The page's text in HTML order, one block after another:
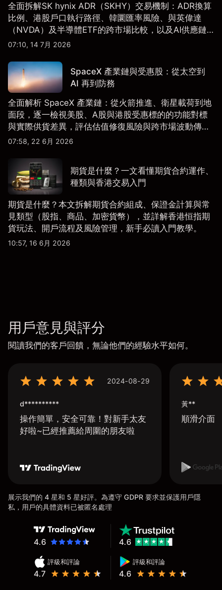
全面拆解SK hynix ADR（SKHY）交易機制：ADR換算
比例、港股戶口執行路徑、韓圜匯率風險、與英偉達
（NVDA）及半導體ETF的跨市場比較，以及AI供應鏈
配置框架，適合香港及亞洲投資者參考。
07:10, 14 7月 2026
SpaceX 產業鏈與受惠股：從太空到
AI 再到防務
全面解析 SpaceX 產業鏈：從火箭推進、衛星載荷到地
面段，逐一檢視美股、A股與港股受惠標的的功能對標
與實際供貨差異，評估估值修復風險與跨市場波動傳
導。
07:58, 22 6月 2026
期貨是什麼？一文看懂期貨合約運作、
種類與香港交易入門
期貨是什麼？本文拆解期貨合約組成、保證金計算與常
見類型（股指、商品、加密貨幣），並詳解香港恒指期
貨玩法、開戶流程及風險管理，新手必讀入門教學。
10:57, 16 6月 2026
用戶意見與評分
閱讀我們的客戶回饋，無論他們的經驗水平如何。
2024-08-29
d**********
操作簡單，安全可靠！對新手太友
好啦~已經推薦給周圍的朋友啦
黃**
順滑介面
展示我們的 4 星和 5 星好評。為遵守 GDPR 要求並保護用戶隱
私，用戶的具體資料已被匿名處理
4.6
評級和評論
4.7
評級和評論
4.6
4.6